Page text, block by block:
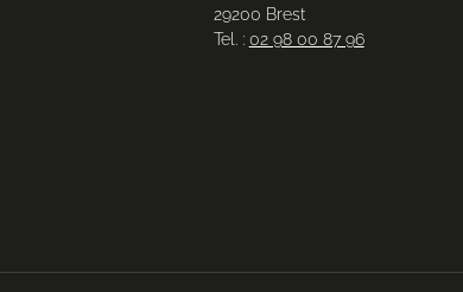
29200 Brest
Tel. : 02 98 00 87 96